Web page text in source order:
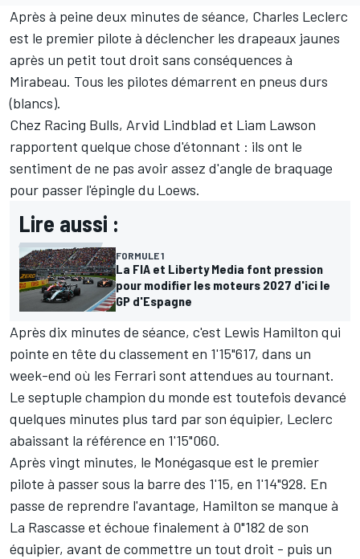
Après à peine deux minutes de séance, Charles Leclerc
est le premier pilote à déclencher les drapeaux jaunes
après un petit tout droit sans conséquences à
Mirabeau. Tous les pilotes démarrent en pneus durs
(blancs).
Chez Racing Bulls, Arvid Lindblad et Liam Lawson
rapportent quelque chose d'étonnant : ils ont le
sentiment de ne pas avoir assez d'angle de braquage
pour passer l'épingle du Loews.
Lire aussi :
FORMULE 1
La FIA et Liberty Media font pression
pour modifier les moteurs 2027 d'ici le
GP d'Espagne
Après dix minutes de séance, c'est Lewis Hamilton qui
pointe en tête du classement en 1'15"617, dans un
week-end où les Ferrari sont attendues au tournant.
Le septuple champion du monde est toutefois devancé
quelques minutes plus tard par son équipier, Leclerc
abaissant la référence en 1'15"060.
Après vingt minutes, le Monégasque est le premier
pilote à passer sous la barre des 1'15, en 1'14"928. En
passe de reprendre l'avantage, Hamilton se manque à
La Rascasse et échoue finalement à 0"182 de son
équipier, avant de commettre un tout droit - puis un